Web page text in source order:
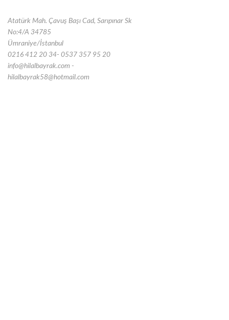
Atatürk Mah. Çavuş Başı Cad, Sarıpınar Sk
No:4/A 34785
Ümraniye/İstanbul
0216 412 20 34- 0537 357 95 20
info@hilalbayrak.com -
hilalbayrak58@hotmail.com